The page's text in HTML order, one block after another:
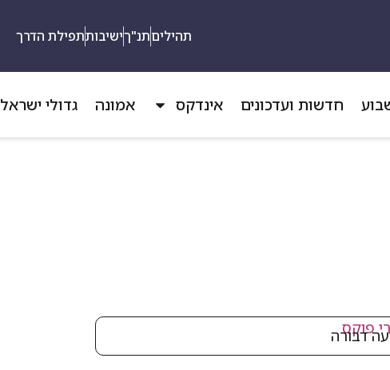
תהיליםתנ"ךישיבותתפילת הדרך
חדשות ועדכונים אינדקס אמונה גדולי ישראל